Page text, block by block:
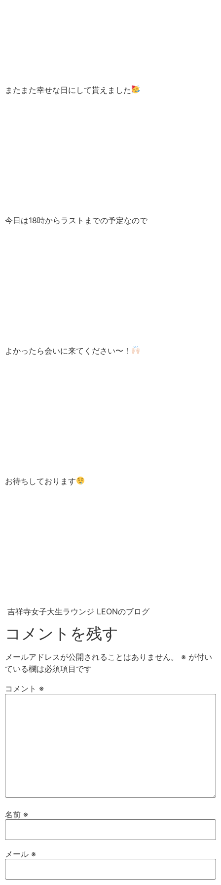
またまた幸せな日にして貰えました
今日は18時からラストまでの予定なので
よかったら会いに来てください〜！
お待ちしております
吉祥寺女子大生ラウンジ LEONのブログ
コメントを残す
メールアドレスが公開されることはありません。 ※ が付い
ている欄は必須項目です
コメント ※
名前 ※
メール ※